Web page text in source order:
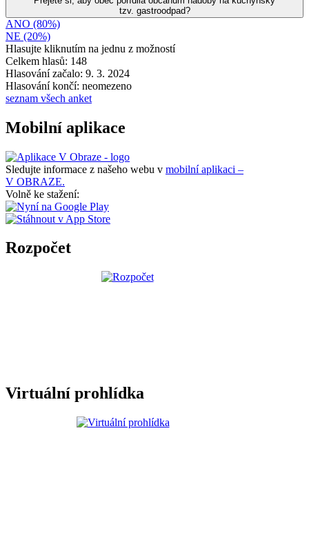
tzv. gastroodpad?
ANO (80%)
NE (20%)
Hlasujte kliknutím na jednu z možností
Celkem hlasů: 148
Hlasování začalo: 9. 3. 2024
Hlasování končí: neomezeno
seznam všech anket
Mobilní aplikace
Sledujte informace z našeho webu v mobilní aplikaci –
V OBRAZE.
Volně ke stažení:
Rozpočet
Virtuální prohlídka